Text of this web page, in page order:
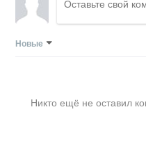
Новые
Никто ещё не оставил